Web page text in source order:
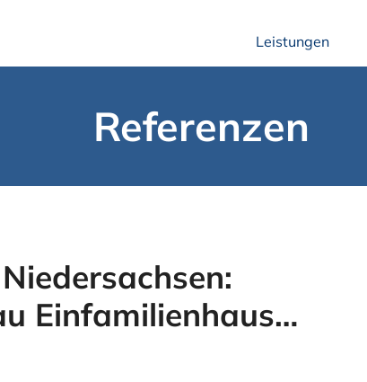
Leistungen
Referenzen
Einfamilienhaus…